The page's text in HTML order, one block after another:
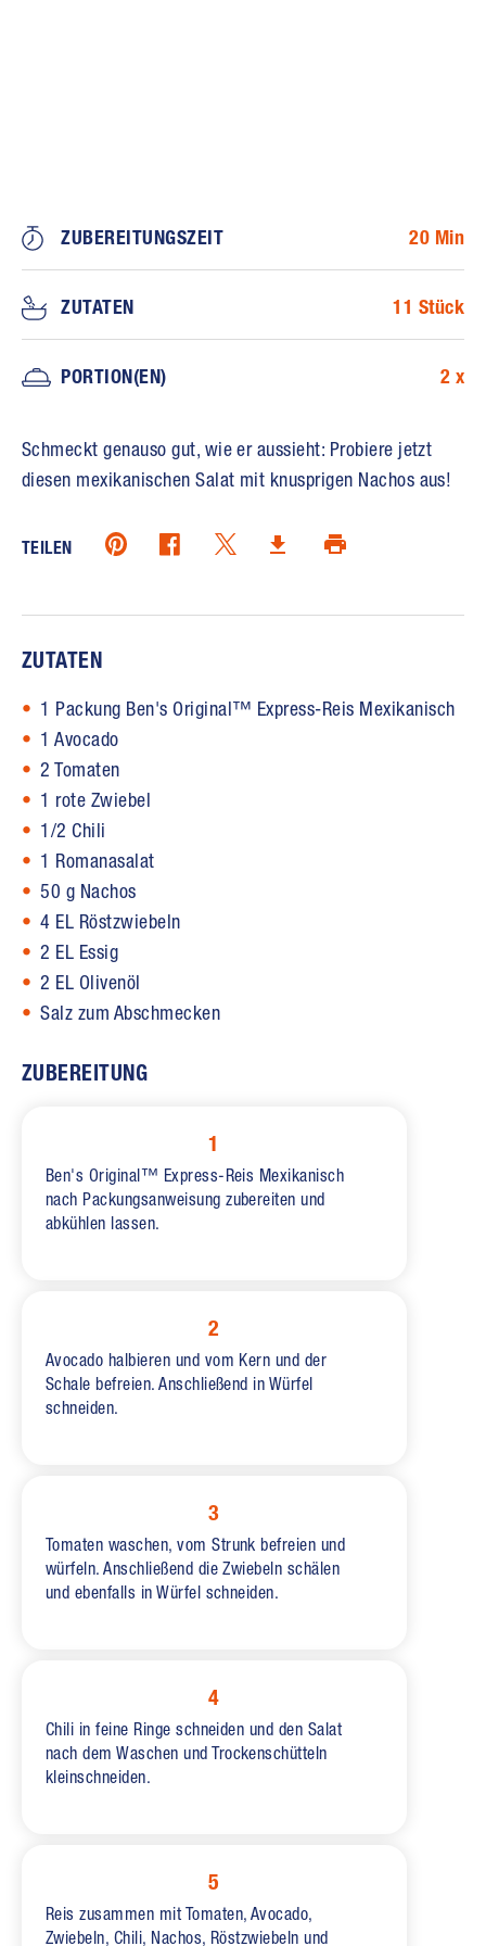
ZUBEREITUNGSZEIT 20 Min
ZUTATEN 11 Stück
PORTION(EN) 2 x
Schmeckt genauso gut, wie er aussieht: Probiere jetzt
diesen mexikanischen Salat mit knusprigen Nachos aus!
TEILEN Pinterest (opens in new window)
Facebook (opens in new window)
Twitter (opens in new window)
Download (opens in new window)
Drucken (opens in same
ZUTATEN
1 Packung Ben's Original™ Express-Reis Mexikanisch
1 Avocado
2 Tomaten
1 rote Zwiebel
1/2 Chili
1 Romanasalat
50 g Nachos
4 EL Röstzwiebeln
2 EL Essig
2 EL Olivenöl
Salz zum Abschmecken
ZUBEREITUNG
1
Ben's Original™ Express-Reis Mexikanisch
nach Packungsanweisung zubereiten und
abkühlen lassen.
2
Avocado halbieren und vom Kern und der
Schale befreien. Anschließend in Würfel
schneiden.
3
Tomaten waschen, vom Strunk befreien und
würfeln. Anschließend die Zwiebeln schälen
und ebenfalls in Würfel schneiden.
4
Chili in feine Ringe schneiden und den Salat
nach dem Waschen und Trockenschütteln
kleinschneiden.
5
Reis zusammen mit Tomaten, Avocado,
Zwiebeln, Chili, Nachos, Röstzwiebeln und